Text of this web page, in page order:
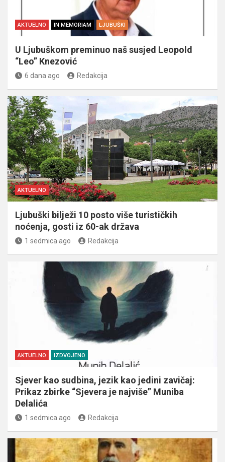
AKTUELNO IN MEMORIAM LJUBUŠKI
U Ljubuškom preminuo naš susjed Leopold
“Leo” Knezović
6 dana ago Redakcija
AKTUELNO
Ljubuški bilježi 10 posto više turističkih
noćenja, gosti iz 60-ak država
1 sedmica ago Redakcija
AKTUELNO IZDVOJENO
Sjever kao sudbina, jezik kao jedini zavičaj:
Prikaz zbirke “Sjevera je najviše” Muniba
Delalića
1 sedmica ago Redakcija